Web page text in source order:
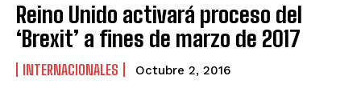
Reino Unido activará proceso del
‘Brexit’ a fines de marzo de 2017
INTERNACIONALES Octubre 2, 2016